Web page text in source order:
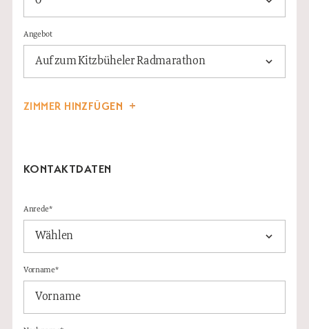
Angebot
ZIMMER HINZFÜGEN
KONTAKTDATEN
Anrede*
Vorname*